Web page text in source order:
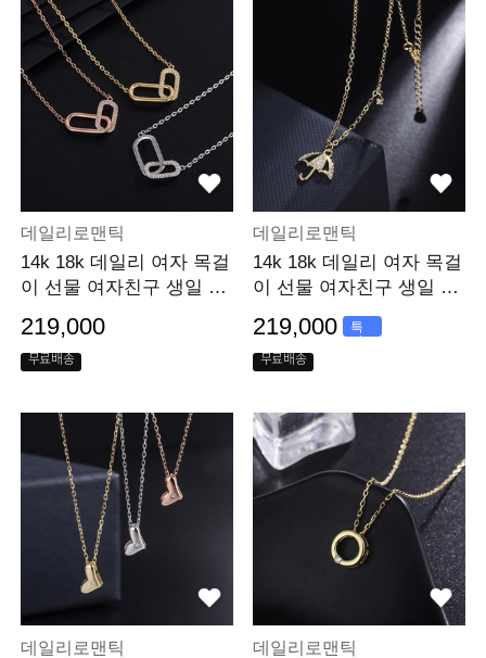
데일리로맨틱
14k 18k 데일리 여자 목걸
이 선물 여자친구 생일 선
219,000
무료배송
데일리로맨틱
14k 18k 데일리 여자 목걸
이 선물 여자친구 생일 선
219,000
특
가
무료배송
데일리로맨틱 데일리로맨틱